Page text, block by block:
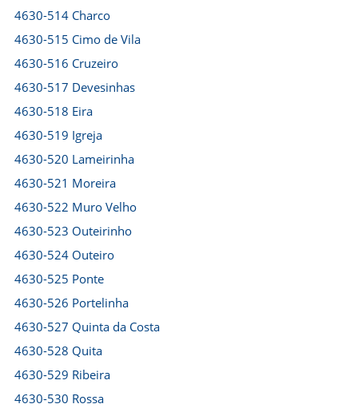
4630-514 Charco
4630-515 Cimo de Vila
4630-516 Cruzeiro
4630-517 Devesinhas
4630-518 Eira
4630-519 Igreja
4630-520 Lameirinha
4630-521 Moreira
4630-522 Muro Velho
4630-523 Outeirinho
4630-524 Outeiro
4630-525 Ponte
4630-526 Portelinha
4630-527 Quinta da Costa
4630-528 Quita
4630-529 Ribeira
4630-530 Rossa